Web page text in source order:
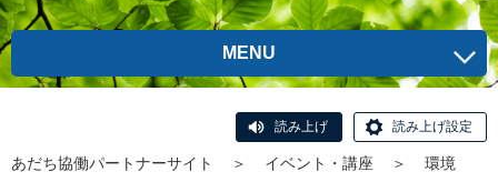
MENU
読み上げ 読み上げ設定
あだち協働パートナーサイト ＞ イベント・講座 ＞ 環境